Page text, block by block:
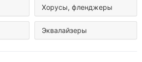
Хорусы, фленджеры
Эквалайзеры